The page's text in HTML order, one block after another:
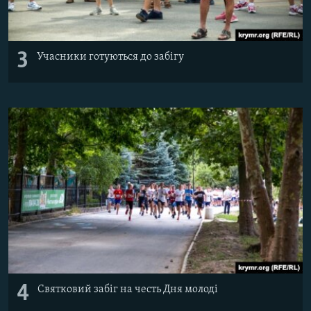
3 Учасники готуються до забігу
4 Святковий забіг на честь Дня молоді